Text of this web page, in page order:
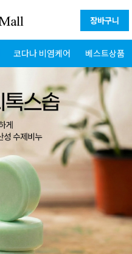
장바구니
코다나 비염케어 베스트상품